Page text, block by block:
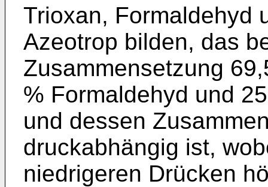
Trioxan, Formaldehyd
Azeotrop bilden, das
Zusammensetzung
% Formaldehyd und
und dessen
druckabhängig ist,
niedrigeren Drücken